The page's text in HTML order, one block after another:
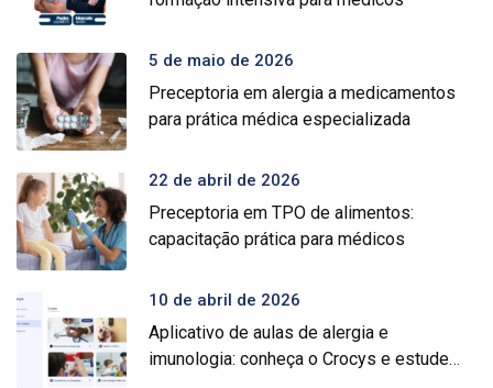
5 de maio de 2026
Preceptoria em alergia a medicamentos
para prática médica especializada
22 de abril de 2026
Preceptoria em TPO de alimentos:
capacitação prática para médicos
10 de abril de 2026
Aplicativo de aulas de alergia e
imunologia: conheça o Crocys e estude